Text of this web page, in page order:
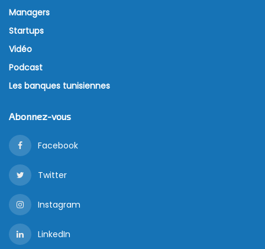
Managers
Startups
Vidéo
Podcast
Les banques tunisiennes
Abonnez-vous
Facebook
Twitter
Instagram
LinkedIn